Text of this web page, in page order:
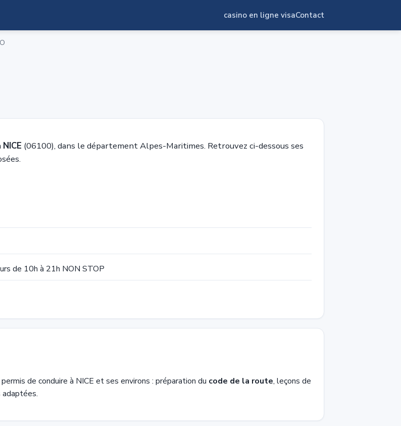
casino en ligne visaContact
NICE (06100), dans le département Alpes-Maritimes. Retrouvez ci-dessous ses
de 10h à 21h NON STOP
de conduire à NICE et ses environs : préparation du code de la route, leçons de